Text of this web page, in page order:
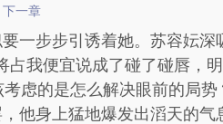
下一章
一步步引诱着她。苏容妘深
我便宜说成了碰了碰唇，
虑的是怎么解决眼前的局
他身上猛地爆发出滔天的气